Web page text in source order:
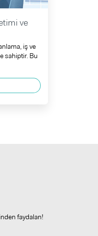
ve
iş ve
sahiptir. Bu
faydalan!